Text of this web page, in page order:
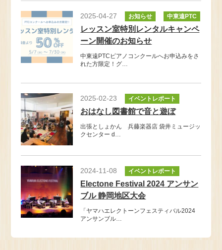
2025-04-27 お知らせ 中東遠PTC
レッスン室特別レンタルキャンペ
ーン開催のお知らせ
中東遠PTCピアノコンクールへお申込みをさ
れた方限定！グ…
2025-02-23 イベントレポート
おはなし図書館で音と遊ぼ
出張としょかん 兵藤楽器店 袋井ミュージッ
クセンター d…
2024-11-08 イベントレポート
Electone Festival 2024 アンサン
ブル 静岡地区大会
「ヤマハエレクトーンフェスティバル2024
アンサンブル…